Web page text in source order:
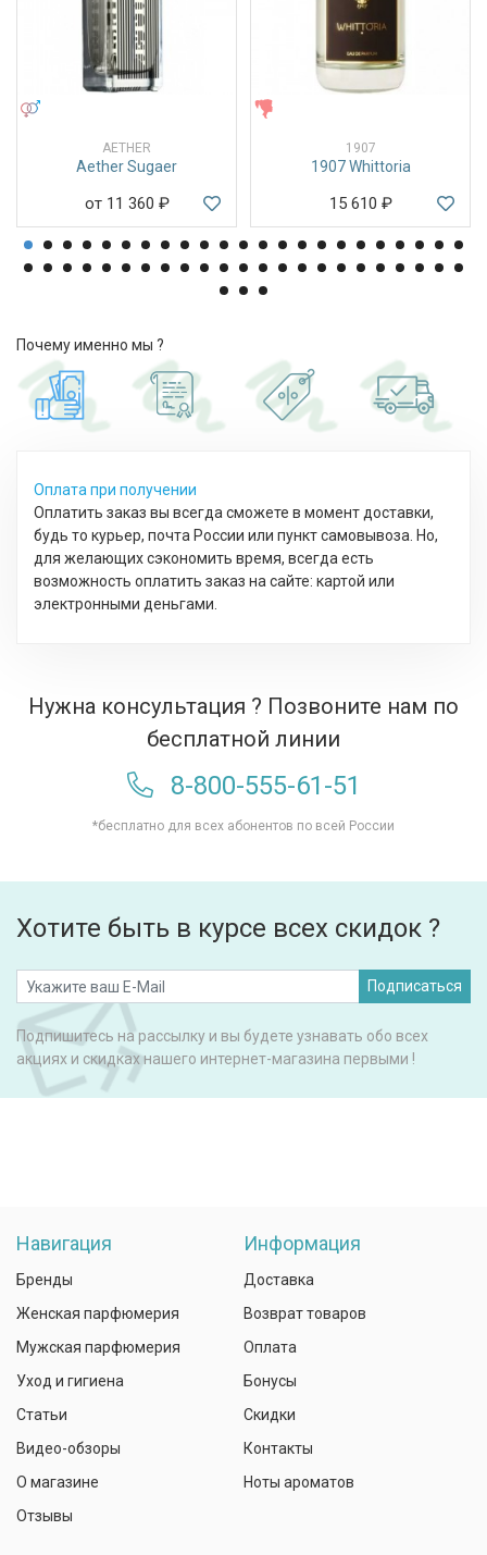
AETHER
Aether Sugaer
от 11 360 ₽
1907
1907 Whittoria
15 610 ₽
Почему именно мы ?
Оплата при получении
Оплатить заказ вы всегда сможете в момент доставки,
будь то курьер, почта России или пункт самовывоза. Но,
для желающих сэкономить время, всегда есть
возможность оплатить заказ на сайте: картой или
электронными деньгами.
Нужна консультация ? Позвоните нам по
бесплатной линии
8-800-555-61-51
*бесплатно для всех абонентов по всей России
Хотите быть в курсе всех скидок ?
Подписаться
Подпишитесь на рассылку и вы будете узнавать обо всех
акциях и скидках нашего интернет-магазина первыми !
Навигация
Бренды
Женская парфюмерия
Мужская парфюмерия
Уход и гигиена
Статьи
Видео-обзоры
О магазине
Отзывы
Информация
Доставка
Возврат товаров
Оплата
Бонусы
Скидки
Контакты
Ноты ароматов